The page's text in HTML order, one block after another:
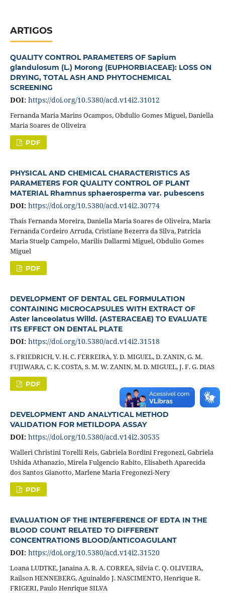
ARTIGOS
QUALITY CONTROL PARAMETERS OF Sapium
glandulosum (L.) Morong (EUPHORBIACEAE): LOSS ON
DRYING, TOTAL ASH AND PHYTOCHEMICAL
SCREENING
DOI: https://doi.org/10.5380/acd.v14i2.31012
Fernanda Maria Marins Ocampos, Obdulio Gomes Miguel, Daniella
Maria Soares de Oliveira
PDF
PHYSICAL AND CHEMICAL CHARACTERISTICS AS
PARAMETERS FOR QUALITY CONTROL OF PLANT
MATERIAL Rhamnus sphaerosperma var. pubescens
DOI: https://doi.org/10.5380/acd.v14i2.30774
Thais Fernanda Moreira, Daniella Maria Soares de Oliveira, Maria
Fernanda Cordeiro Arruda, Cristiane Bezerra da Silva, Patricia
Maria Stuelp Campelo, Marilis Dallarmi Miguel, Obdulio Gomes
Miguel
PDF
DEVELOPMENT OF DENTAL GEL FORMULATION
CONTAINING MICROCAPSULES WITH EXTRACT OF
Aster lanceolatus Willd. (ASTERACEAE) TO EVALUATE
ITS EFFECT ON DENTAL PLATE
DOI: https://doi.org/10.5380/acd.v14i2.31518
S. FRIEDRICH, V. H. C. FERREIRA, Y. D. MIGUEL, D. ZANIN, G. M.
FUJIWARA, C. K. COSTA, S. M. W. ZANIN, M. D. MIGUEL, J. F. G. DIAS
PDF
DEVELOPMENT AND ANALYTICAL METHOD
VALIDATION FOR METILDOPA ASSAY
DOI: https://doi.org/10.5380/acd.v14i2.30535
Walleri Christini Torelli Reis, Gabriela Bordini Fregonezi, Gabriela
Ushida Athanazio, Mirela Fulgencio Rabito, Elisabeth Aparecida
dos Santos Gianotto, Marlene Maria Fregonezi-Nery
PDF
EVALUATION OF THE INTERFERENCE OF EDTA IN THE
BLOOD COUNT RELATED TO DIFFERENT
CONCENTRATIONS BLOOD/ANTICOAGULANT
DOI: https://doi.org/10.5380/acd.v14i2.31520
Loana LUDTKE, Janaina A. R. A. CORREA, Silvia C. Q. OLIVEIRA,
Railson HENNEBERG, Aguinaldo J. NASCIMENTO, Henrique R.
FRIGERI, Paulo Henrique SILVA